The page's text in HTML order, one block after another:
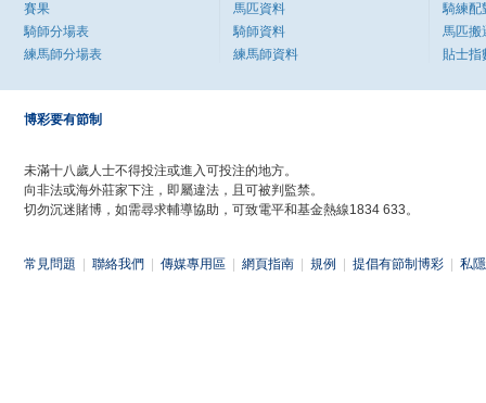
賽果
騎師分場表
練馬師分場表
馬匹資料
騎師資料
練馬師資料
騎練配
馬匹搬
貼士指
博彩要有節制
未滿十八歲人士不得投注或進入可投注的地方。
向非法或海外莊家下注，即屬違法，且可被判監禁。
切勿沉迷賭博，如需尋求輔導協助，可致電平和基金熱線1834 633。
常見問題 聯絡我們 傳媒專用區 網頁指南 規例 提倡有節制博彩 私